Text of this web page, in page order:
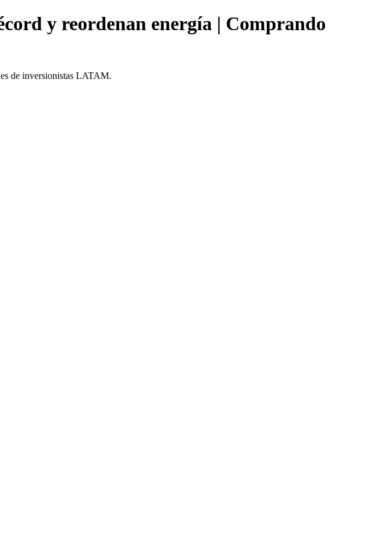
y reordenan energía | Comprando
de inversionistas LATAM.